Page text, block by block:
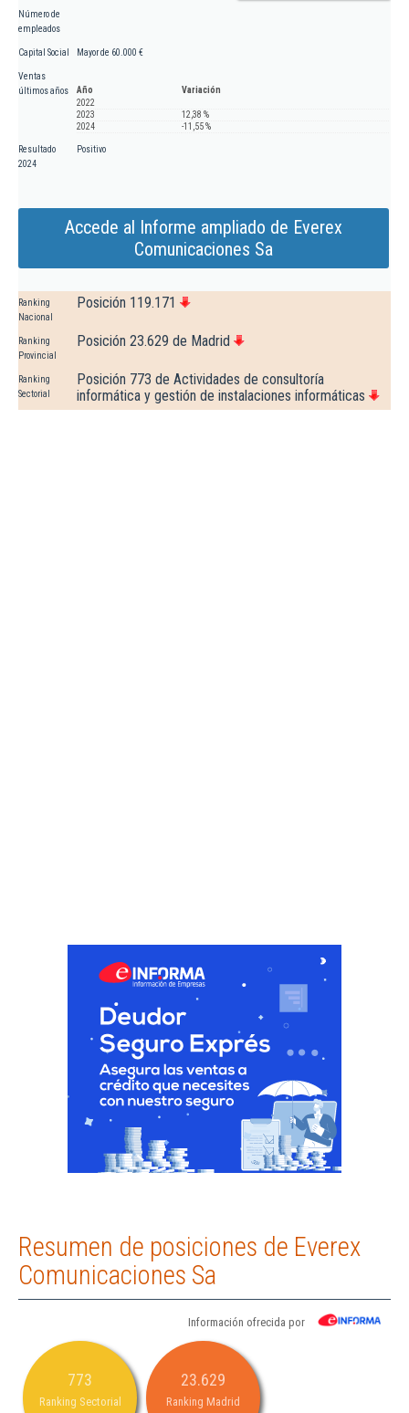
Número de
empleados
Capital Social Mayor de 60.000 €
Ventas
últimos años
Año
Variación
2022
2023
12,38 %
2024
-11,55 %
Resultado
2024
Positivo
Accede al Informe ampliado de Everex
Comunicaciones Sa
Ranking
Nacional
Posición 119.171
Ranking
Provincial
Posición 23.629 de Madrid
Ranking
Sectorial
Posición 773 de Actividades de consultoría
informática y gestión de instalaciones informáticas
Resumen de posiciones de Everex
Comunicaciones Sa
Información ofrecida por
773
Ranking Sectorial
23.629
Ranking Madrid